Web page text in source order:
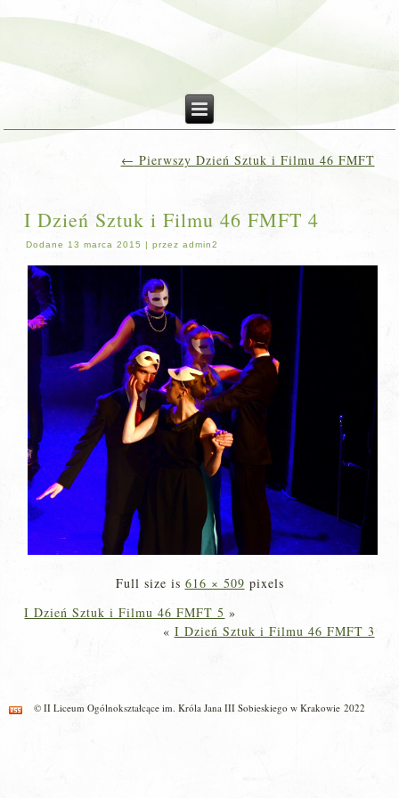
← Pierwszy Dzień Sztuk i Filmu 46 FMFT
I Dzień Sztuk i Filmu 46 FMFT 4
Dodane 13 marca 2015 |przez admin2
Full size is 616 × 509 pixels
I Dzień Sztuk i Filmu 46 FMFT 5 »
« I Dzień Sztuk i Filmu 46 FMFT 3
© II Liceum Ogólnokształcące im. Króla Jana III Sobieskiego w Krakowie 2022